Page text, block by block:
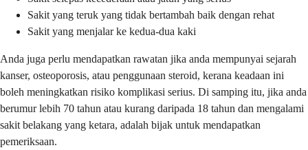
Sakit yang teruk yang tidak bertambah baik dengan rehat
Sakit yang menjalar ke kedua-dua kaki
Anda juga perlu mendapatkan rawatan jika anda mempunyai sejarah
kanser, osteoporosis, atau penggunaan steroid, kerana keadaan ini
boleh meningkatkan risiko komplikasi serius. Di samping itu, jika anda
berumur lebih 70 tahun atau kurang daripada 18 tahun dan mengalami
sakit belakang yang ketara, adalah bijak untuk mendapatkan
pemeriksaan.